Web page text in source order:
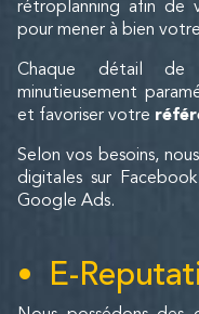
rétroplanning afin de
pour mener à bien
Chaque détail de
minutieusement
et favoriser votre
Selon vos besoins,
digitales sur
Google Ads.
E-